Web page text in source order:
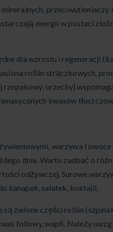
przeciwutleniaczy
energii w postaci
dla wzrostu i regeneracji
roślin strączkowych,
rzepakowy, orzechy)
kwasów
warzywa i
dnia. Warto zadbać o
odżywczej. Surowe
kanapek, sałatek, koktajli.
zielone części roślin
foliowy, wapń. Należy